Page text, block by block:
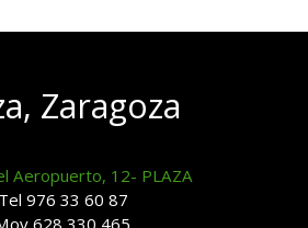
Zaragoza
Aeropuerto, 12- PLAZA
Tel 976 33 60 87